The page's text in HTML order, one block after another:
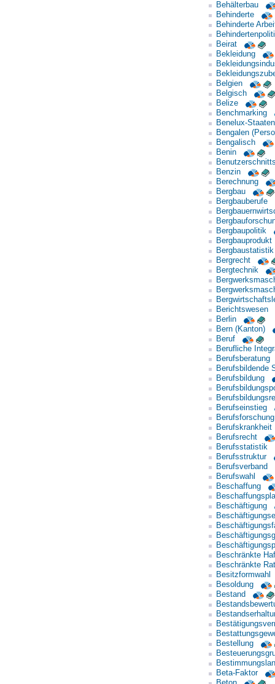
Behälterbau
Behinderte
Behinderte
Beirat
Bekleidung
Belgien
Belgisch
Belize
Benchmarking
Benelux-Staaten
Bengalen
Bengalisch
Benin
Benzin
Berechnung
Bergbau
Bergbauberufe
Bergbaupolitik
Bergbauprodukt
Bergbaustatistik
Bergrecht
Bergtechnik
Berichtswesen
Berlin
Bern (Kanton)
Beruf
Berufliche
Berufsberatung
Berufsbildende
Berufsbildung
Berufseinstieg
Berufsforschung
Berufskrankheit
Berufsrecht
Berufsstatistik
Berufsstruktur
Berufsverband
Berufswahl
Beschaffung
Beschäftigung
Beschränkte
Beschränkte
Besitzformwahl
Besoldung
Bestand
Bestellung
Beta-Faktor
Beton